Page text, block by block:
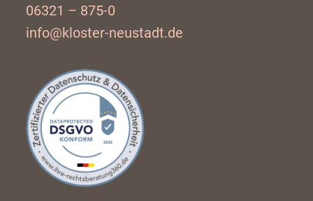
06321 – 875-0
info@kloster-neustadt.de